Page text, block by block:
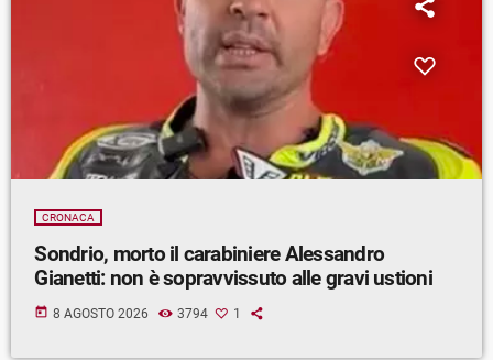
CRONACA
Sondrio, morto il carabiniere Alessandro
Gianetti: non è sopravvissuto alle gravi ustioni
today 8 AGOSTO 2026 3794 1